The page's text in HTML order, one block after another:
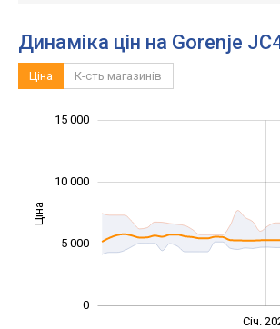
Динаміка цін на Gorenje
Ціна К-сть магазинів
Ціна
0
15 000
10 000
5 000
Січ.